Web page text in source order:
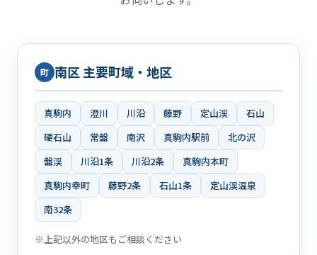
町 南区 主要町域・地区
真駒内 澄川 川沿 藤野 定山渓
石山
硬石山
常盤 南沢 真駒内駅前
北の沢
盤渓
川沿1条 川沿2条
真駒内本町
真駒内幸町
藤野2条 石山1条
定山渓温泉
南32条
※上記以外の地区もご相談ください